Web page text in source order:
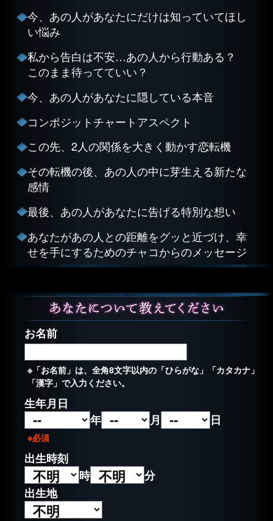
今、あの人があなたにだけは知っていてほし
い悩み
私から告白は不安…あの人から行動ある？
このまま待ってていい？
今、あの人があなたに隠している本音
コンポジットチャートアスペクト
この先、2人の関係を大きく動かす恋転機
その転機の後、あの人の中に芽生える新たな
感情
最後、あの人があなたに告げる特別な想い
あなたがあの人との距離をグッと近づけ、幸
せを手にするためのチャコからのメッセージ
お名前
※「お名前」は、全角8文字以内の「ひらがな」「カタカナ」
「漢字」で入力ください。
生年月日
年
月 日
※必須
出生時刻
時
分
出生地